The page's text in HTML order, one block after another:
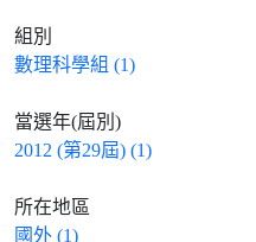
組別
數理科學組 (1)
當選年(屆別)
2012 (第29屆) (1)
所在地區
國外 (1)